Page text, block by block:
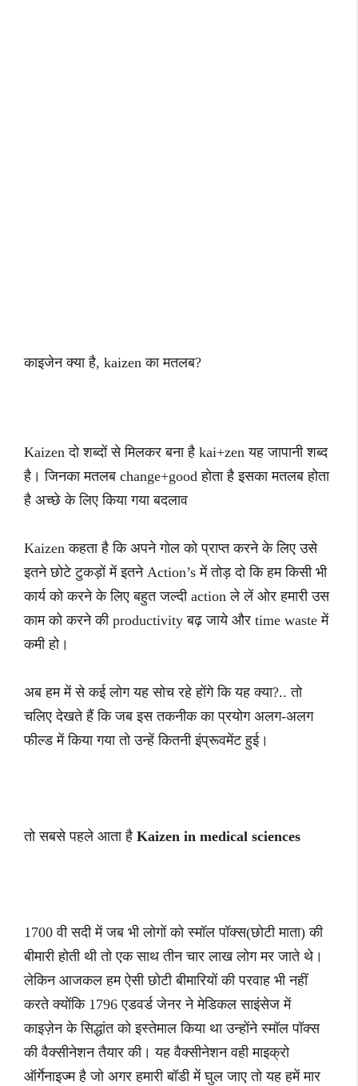
काइजेन क्या है, kaizen का मतलब?
Kaizen दो शब्दों से मिलकर बना है kai+zen यह जापानी शब्द
है। जिनका मतलब change+good होता है इसका मतलब होता
है अच्छे के लिए किया गया बदलाव
Kaizen कहता है कि अपने गोल को प्राप्त करने के लिए उसे
इतने छोटे टुकड़ों में इतने Action’s में तोड़ दो कि हम किसी भी
कार्य को करने के लिए बहुत जल्दी action ले लें ओर हमारी उस
काम को करने की productivity बढ़ जाये और time waste में
कमी हो।
अब हम में से कई लोग यह सोच रहे होंगे कि यह क्या?.. तो
चलिए देखते हैं कि जब इस तकनीक का प्रयोग अलग-अलग
फील्ड में किया गया तो उन्हें कितनी इंप्रूवमेंट हुई।
तो सबसे पहले आता है Kaizen in medical sciences
1700 वी सदी में जब भी लोगों को स्मॉल पॉक्स(छोटी माता) की
बीमारी होती थी तो एक साथ तीन चार लाख लोग मर जाते थे।
लेकिन आजकल हम ऐसी छोटी बीमारियों की परवाह भी नहीं
करते क्योंकि 1796 एडवर्ड जेनर ने मेडिकल साइंसेज में
काइज़ेन के सिद्धांत को इस्तेमाल किया था उन्होंने स्मॉल पॉक्स
की वैक्सीनेशन तैयार की। यह वैक्सीनेशन वही माइक्रो
ऑर्गेनाइज्म है जो अगर हमारी बॉडी में घुल जाए तो यह हमें मार